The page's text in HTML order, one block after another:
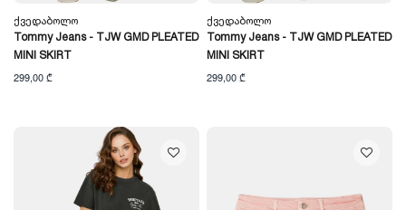
Ქვედაბოლო
Tommy Jeans - TJW GMD PLEATED
MINI SKIRT
299,00 ₾
Ქვედაბოლო
Tommy Jeans - TJW GMD PLEATED
MINI SKIRT
299,00 ₾